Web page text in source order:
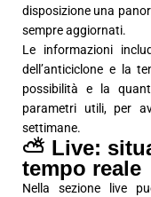
disposizione una
sempre aggiornati.
Le informazioni
dell’anticiclone e la
possibilità e la
parametri utili, per
settimane.
⛅ Live:
tempo reale
Nella sezione live